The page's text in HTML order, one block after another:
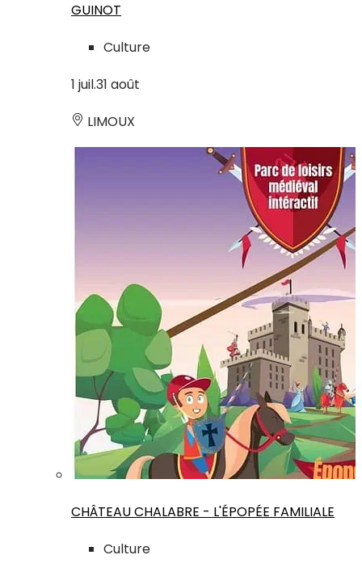
GUINOT
Culture
1 juil.31 août
LIMOUX
CHÂTEAU CHALABRE - L'ÉPOPÉE FAMILIALE
Culture